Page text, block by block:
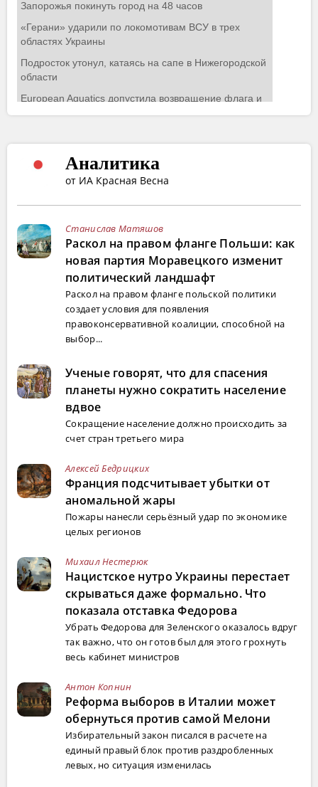
Аналитика
от ИА Красная Весна
Станислав Матяшов
Раскол на правом фланге Польши: как
новая партия Моравецкого изменит
политический ландшафт
Раскол на правом фланге польской политики
создает условия для появления
правоконсервативной коалиции, способной на
выбор...
Ученые говорят, что для спасения
планеты нужно сократить население
вдвое
Сокращение население должно происходить за
счет стран третьего мира
Алексей Бедрицких
Франция подсчитывает убытки от
аномальной жары
Пожары нанесли серьёзный удар по экономике
целых регионов
Михаил Нестерюк
Нацистское нутро Украины перестает
скрываться даже формально. Что
показала отставка Федорова
Убрать Федорова для Зеленского оказалось вдруг
так важно, что он готов был для этого грохнуть
весь кабинет министров
Антон Копнин
Реформа выборов в Италии может
обернуться против самой Мелони
Избирательный закон писался в расчете на
единый правый блок против раздробленных
левых, но ситуация изменилась